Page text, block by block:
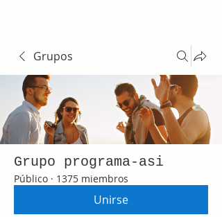
Grupos
Grupo programa-asi
Público · 1375 miembros
Unirse